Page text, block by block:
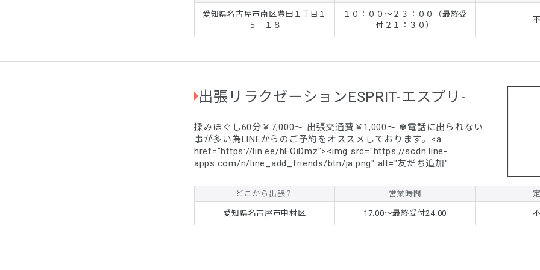
愛知県名古屋市南区豊田１丁目１
５－１８
１０：００～２３：００（最終受
付２１：３０）
出張リラクゼーションESPRIT-エスプリ-
揉みほぐし60分￥7,000～ 出張交通費￥1,000～ ✾電話に出られない
事が多い為LINEからのご予約をオススメしております。<a
href="https://lin.ee/hEOiDmz"><img src="https://scdn.line-
apps.com/n/line_add_friends/btn/ja.png" alt="友だち追加"
どこから出張？ 営業時間
愛知県名古屋市中村区 17:00～最終受付24:00